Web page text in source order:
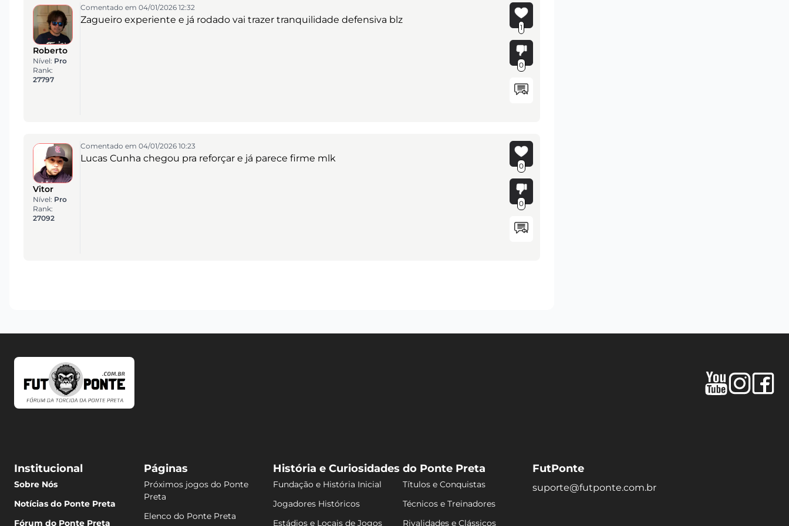
Roberto
Nível: Pro
Rank:
27797
Comentado em 04/01/2026 12:32
Zagueiro experiente e já rodado vai trazer tranquilidade defensiva blz
1
0
Vitor
Nível: Pro
Rank:
27092
Comentado em 04/01/2026 10:23
Lucas Cunha chegou pra reforçar e já parece firme mlk
0
0
Institucional
Sobre Nós
Notícias do Ponte Preta
Fórum do Ponte Preta
Páginas
Próximos jogos do Ponte
Preta
Elenco do Ponte Preta
História e Curiosidades do Ponte Preta
Fundação e História Inicial
Títulos e Conquistas
Jogadores Históricos
Técnicos e Treinadores
Estádios e Locais de Jogos
Rivalidades e Clássicos
FutPonte
suporte@futponte.com.br